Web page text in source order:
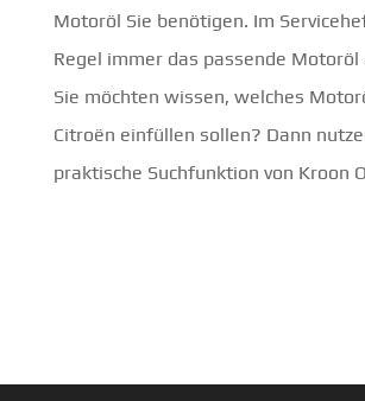
Motoröl Sie benötigen. Im
Regel immer das passende Motoröl
Sie möchten wissen, welches
Citroën einfüllen sollen? Dann
praktische Suchfunktion von Kroon